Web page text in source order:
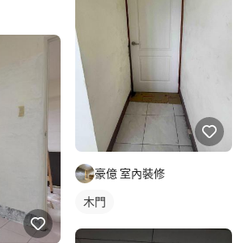
豪億 室內裝修
木門